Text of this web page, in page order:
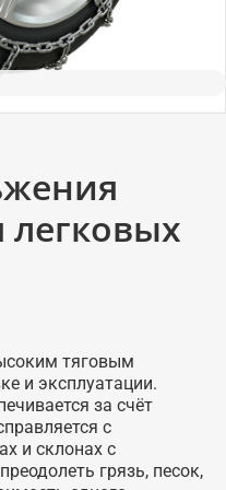
легковых
тяговым
и эксплуатации.
за счёт
с
и склонах с
грязь, песок,